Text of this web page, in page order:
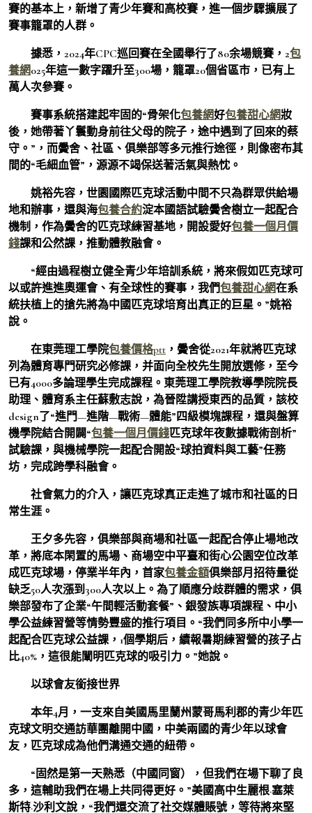
賽的基本上，新增了青少年賽和高校賽，進一個步驟擴展了
賽事籠罩的人群。
據悉，2024年CPC巡回賽在全國舉行了80余場競賽，2包
養網025年這一數字躍升至300場，籠罩20個省區市，已有上
萬人次參賽。
賽事系統搭建起牢固的“骨架化包養網好包養甜心網妝
後，她帶著丫鬟動身前往父母的院子，途中遇到了回來的蔡
守。”，而黌舍、社區、俱樂部等多元推行途徑，則像密布其
間的“毛細血管”，源源不竭保送著活氣與熱忱。
姚裕先容，世園國際匹克球活動中間不只為群眾供給場
地和辦事，還與海包養合約淀本國語試驗黌舍樹立一起配合
機制，作為黌舍的匹克球練習基地，開設愛好包養一個月價
錢課和公然課，推動體教融會。
“經由過程樹立健全青少年培訓系統，將來假如匹克球可
以或許進進奧運會、有全球性的賽事，我們包養甜心網在系
統扶植上的搶先將為中國匹克球培育出真正的巨星。”姚裕
說。
在東莞理工學院包養價格ptt ，黌舍從2021年就將匹克球
列為體育專門研究必修課，并面向全校先生開放選修，至今
已有4000多論理學生完成課程。東莞理工學院教導學院院長
助理、體育系主任蘇敷志說，為晉陞講授東西的品質，該校
design了“進門—進階—戰術—體能”四級模塊課程，還與盤算
機學院結合開闢“包養一個月價錢匹克球年夜數據戰術剖析”
試驗課，與機械學院一起配合開設“球拍資料與工藝”任務
坊，完成跨學科融會。
社會氣力的介入，讓匹克球真正走進了城市和社區的日
常生涯。
王夕多先容，俱樂部與商場和社區一起配合停止場地改
革，將底本閑置的馬場、商場空中平臺和街心公園空位改革
成匹克球場，停業半年內，首家包養金額俱樂部月招待量從
缺乏50人次漲到300人次以上。為了順應分歧群體的需求，俱
樂部發布了企業“午間輕活動套餐”、銀發族專項課程、中小
學公益練習營等情勢豐盛的推行項目。“我們同多所中小學一
起配合匹克球公益課，1個學期后，續報暑期練習營的孩子占
比40%，這很能闡明匹克球的吸引力。”她說。
以球會友銜接世界
本年4月，一支來自美國馬里蘭州蒙哥馬利郡的青少年匹
克球文明交通訪華團離開中國，中美兩國的青少年以球會
友，匹克球成為他們溝通交通的紐帶。
“固然是第一天熟悉（中國同窗），但我們在場下聊了良
多，這輔助我們在場上共同得更好。”美國高中生麗根·塞萊
斯特·沙利文說，“我們還交流了社交媒體賬號，等待將來堅